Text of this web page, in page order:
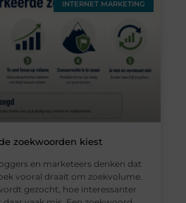
INTERNET MARKETING
zoekwoorden kiest
en marketeers denken dat
vooral draait om zoekvolume.
gezocht, hoe interessanter